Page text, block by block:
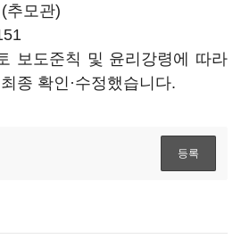
추모관)
보도준칙 및 윤리강령에 따라
종 확인·수정했습니다.